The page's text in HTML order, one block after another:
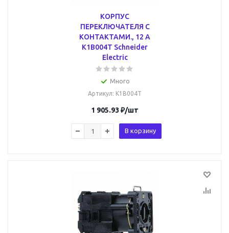
КОРПУС
ПЕРЕКЛЮЧАТЕЛЯ С
КОНТАКТАМИ., 12 А
K1B004T Schneider
Electric
Много
Артикул: K1B004T
1 905.93 ₽/шт
В корзину